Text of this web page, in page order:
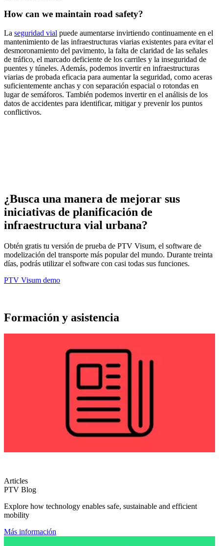
How can we maintain road safety?
La seguridad vial puede aumentarse invirtiendo continuamente en el
mantenimiento de las infraestructuras viarias existentes para evitar el
desmoronamiento del pavimento, la falta de claridad de las señales
de tráfico, el marcado deficiente de los carriles y la inseguridad de
puentes y túneles. Además, podemos invertir en infraestructuras
viarias de probada eficacia para aumentar la seguridad, como aceras
suficientemente anchas y con separación espacial o rotondas en
lugar de semáforos. También podemos invertir en el análisis de los
datos de accidentes para identificar, mitigar y prevenir los puntos
conflictivos.
¿Busca una manera de mejorar sus
iniciativas de planificación de
infraestructura vial urbana?
Obtén gratis tu versión de prueba de PTV Visum, el software de
modelización del transporte más popular del mundo. Durante treinta
días, podrás utilizar el software con casi todas sus funciones.
PTV Visum demo
Formación y asistencia
Articles
PTV Blog
Explore how technology enables safe, sustainable and efficient
mobility
Más información